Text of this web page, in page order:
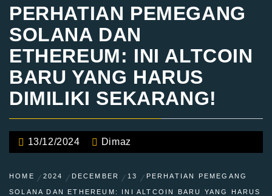
PERHATIAN PEMEGANG
SOLANA DAN
ETHEREUM: INI ALTCOIN
BARU YANG HARUS
DIMILIKI SEKARANG!
13/12/2024 Dimaz
HOME 2024 DECEMBER 13 PERHATIAN PEMEGANG
SOLANA DAN ETHEREUM: INI ALTCOIN BARU YANG HARUS